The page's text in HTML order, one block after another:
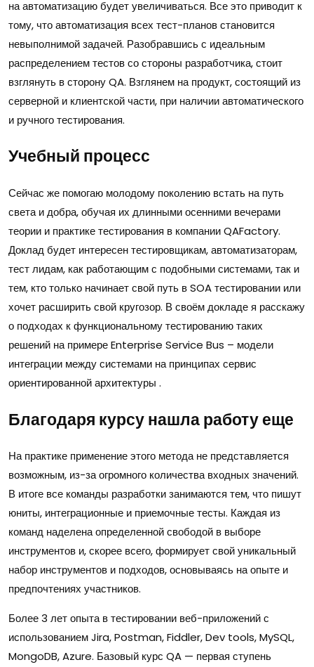
на автоматизацию будет увеличиваться. Все это приводит к
тому, что автоматизация всех тест-планов становится
невыполнимой задачей. Разобравшись с идеальным
распределением тестов со стороны разработчика, стоит
взглянуть в сторону QA. Взглянем на продукт, состоящий из
серверной и клиентской части, при наличии автоматического
и ручного тестирования.
Учебный процесс
Сейчас же помогаю молодому поколению встать на путь
света и добра, обучая их длинными осенними вечерами
теории и практике тестирования в компании QAFactory.
Доклад будет интересен тестировщикам, автоматизаторам,
тест лидам, как работающим с подобными системами, так и
тем, кто только начинает свой путь в SOA тестировании или
хочет расширить свой кругозор. В своём докладе я расскажу
о подходах к функциональному тестированию таких
решений на примере Enterprise Service Bus – модели
интеграции между системами на принципах сервис
ориентированной архитектуры .
Благодаря курсу нашла работу еще
На практике применение этого метода не представляется
возможным, из-за огромного количества входных значений.
В итоге все команды разработки занимаются тем, что пишут
юниты, интеграционные и приемочные тесты. Каждая из
команд наделена определенной свободой в выборе
инструментов и, скорее всего, формирует свой уникальный
набор инструментов и подходов, основываясь на опыте и
предпочтениях участников.
Более 3 лет опыта в тестировании веб-приложений с
использованием Jira, Postman, Fiddler, Dev tools, MySQL,
MongoDB, Azure. Базовый курс QA — первая ступень